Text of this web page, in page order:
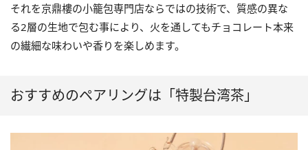
それを京鼎樓の小籠包専門店ならではの技術で、質感の異な
る2層の生地で包む事により、火を通してもチョコレート本来
の繊細な味わいや香りを楽しめます。
おすすめのペアリングは「特製台湾茶」